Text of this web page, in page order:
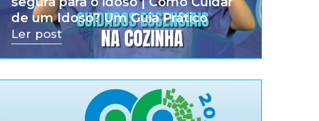
de um Idoso? Um Guia Prático
Ler post